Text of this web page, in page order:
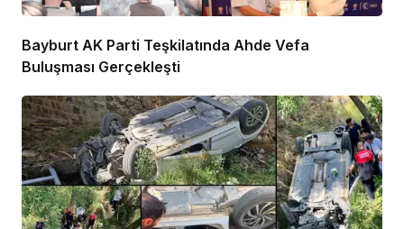
Bayburt AK Parti Teşkilatında Ahde Vefa
Buluşması Gerçekleşti